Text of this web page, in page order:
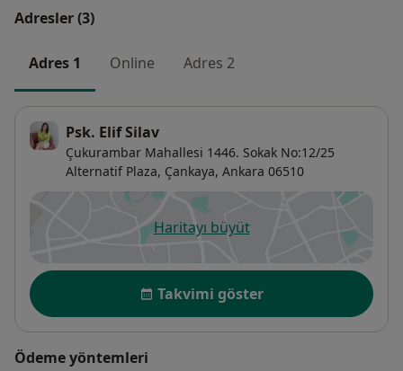
Adresler (3)
Adres 1 Online Adres 2
Psk. Elif Silav
Çukurambar Mahallesi 1446. Sokak No:12/25
Alternatif Plaza, Çankaya, Ankara 06510
Haritayı büyütyeni bir sekmede açılır
Uygunluk
Takvimi göster
Ödeme yöntemleri